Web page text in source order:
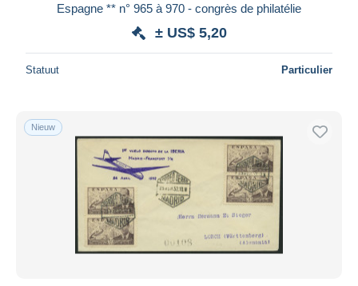
Espagne ** n° 965 à 970 - congrès de philatélie
± US$ 5,20
Statuut Particulier
Nieuw